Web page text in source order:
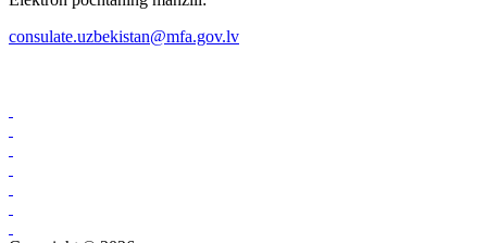
consulate.uzbekistan@mfa.gov.lv